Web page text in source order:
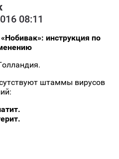
08:11
инструкция по
штаммы вирусов